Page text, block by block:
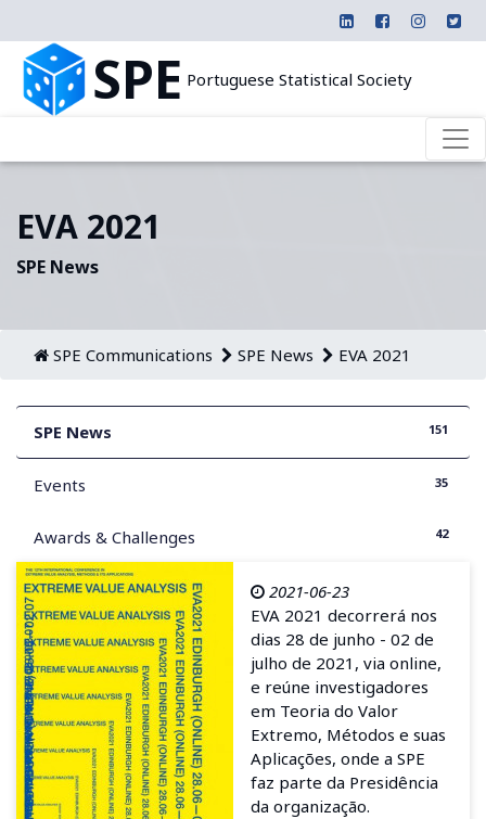
SPE Portuguese Statistical Society
EVA 2021
SPE News
SPE Communications SPE News EVA 2021
SPE News 151
Events 35
Awards & Challenges 42
2021-06-23
EVA 2021 decorrerá nos
dias 28 de junho - 02 de
julho de 2021, via online,
e reúne investigadores
em Teoria do Valor
Extremo, Métodos e suas
Aplicações, onde a SPE
faz parte da Presidência
da organização.